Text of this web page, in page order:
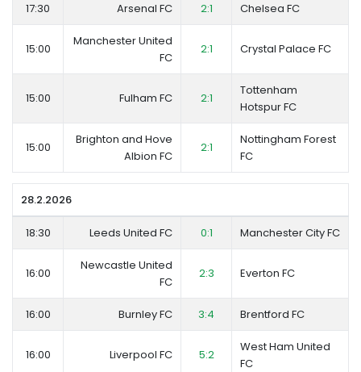
17:30 Arsenal FC 2:1 Chelsea FC
15:00
Manchester United
FC
2:1 Crystal Palace FC
15:00 Fulham FC 2:1
Tottenham
Hotspur FC
15:00
Brighton and Hove
Albion FC
2:1
Nottingham Forest
FC
28.2.2026
18:30 Leeds United FC 0:1 Manchester City FC
16:00
Newcastle United
FC
2:3 Everton FC
16:00 Burnley FC 3:4 Brentford FC
16:00 Liverpool FC 5:2
West Ham United
FC